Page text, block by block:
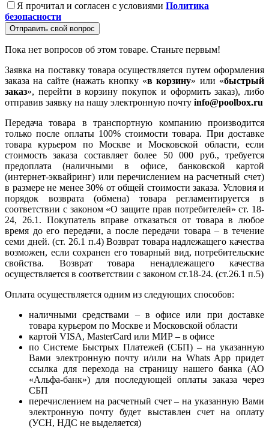
Я прочитал и согласен с условиями Политика
безопасности
Отправить свой вопрос
Пока нет вопросов об этом товаре. Станьте первым!
Заявка на поставку товара осуществляется путем оформления
заказа на сайте (нажать кнопку «в корзину» или «быстрый
заказ», перейти в корзину покупок и оформить заказ), либо
отправив заявку на нашу электронную почту info@poolbox.ru
Передача товара в транспортную компанию производится
только после оплаты 100% стоимости товара. При доставке
товара курьером по Москве и Московской области, если
стоимость заказа составляет более 50 000 руб., требуется
предоплата (наличными в офисе, банковской картой
(интернет-эквайринг) или перечислением на расчетный счет)
в размере не менее 30% от общей стоимости заказа. Условия и
порядок возврата (обмена) товара регламентируется в
соответствии с законом «О защите прав потребителей» ст. 18-
24, 26.1. Покупатель вправе отказаться от товара в любое
время до его передачи, а после передачи товара – в течение
семи дней. (ст. 26.1 п.4) Возврат товара надлежащего качества
возможен, если сохранен его товарный вид, потребительские
свойства. Возврат товара ненадлежащего качества
осуществляется в соответствии с законом ст.18-24. (ст.26.1 п.5)
Оплата осуществляется одним из следующих способов:
наличными средствами – в офисе или при доставке
товара курьером по Москве и Московской области
картой VISA, MasterCard или МИР – в офисе
по Системе Быстрых Платежей (СБП) – на указанную
Вами электронную почту и/или на Whats App придет
ссылка для перехода на страницу нашего банка (АО
«Альфа-банк») для последующей оплаты заказа через
СБП
перечислением на расчетный счет – на указанную Вами
электронную почту будет выставлен счет на оплату
(УСН, НДС не выделяется)